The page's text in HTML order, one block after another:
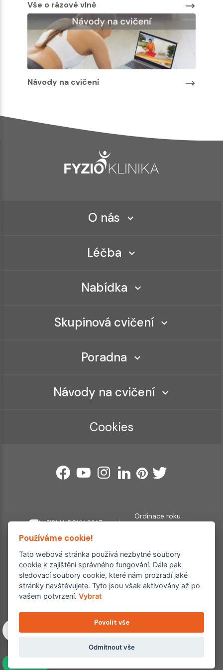
Vše o rázové vlně
Návody na cvičení
O nás
Léčba
Nabídka
Skupinová cvičení
Poradna
Návody na cvičení
Cookies
Ordinace roku
Rehabilitační ordinace
Copyright © 2011–2026 FYZIOklinika s.r.o.
Machkova 1642/2, Praha 4, Jižní Město – Chodov
Všechna práva vyhrazena. Jakékoliv užití obsahu či jeho částí
včetně převzetí, šíření či dalšího zpřístupňování článků,
s.r.o. výslovně zakázáno a je trestné.
hojeni.cz
Používáme cookie!
Tato webová stránka používá nezbytné soubory
cookie k zajištění správného fungování. Dále pak
sledovací soubory cookie, které nám prozradí jaké
stránky navštěvujete. Tyto jsou však aktivovány až po
vašem potvrzení.Vybrat
Povolit vše
Odmítnout vše